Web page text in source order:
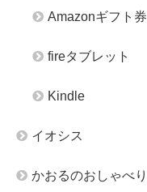
Amazonギフト券
fireタブレット
Kindle
イオシス
かおるのおしゃべり